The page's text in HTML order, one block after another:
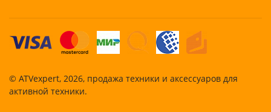
© ATVexpert, 2026, продажа техники и аксессуаров для
активной техники.